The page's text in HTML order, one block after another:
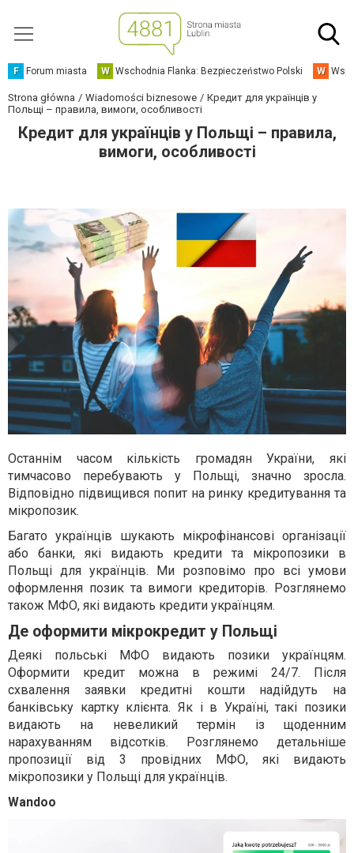
F Forum miasta W Wschodnia Flanka: Bezpieczeństwo Polski W
Strona główna Wiadomości biznesowe
Кредит для українців у
Польщі – правила, вимоги, особливості
Кредит для українців у Польщі – правила,
вимоги, особливості
Останнім часом кількість громадян України, які
тимчасово перебувають у Польщі, значно зросла.
Відповідно підвищився попит на ринку кредитування та
мікропозик.
Багато українців шукають мікрофінансові організації
або банки, які видають кредити та мікропозики в
Польщі для українців. Ми розповімо про всі умови
оформлення позик та вимоги кредиторів. Розглянемо
також МФО, які видають кредити українцям.
Де оформити мікрокредит у Польщі
Деякі польські МФО видають позики українцям.
Оформити кредит можна в режимі 24/7. Після
схвалення заявки кредитні кошти надійдуть на
банківську картку клієнта. Як і в Україні, такі позики
видають на невеликий термін із щоденним
нарахуванням відсотків. Розглянемо детальніше
пропозиції від 3 провідних МФО, які видають
мікропозики у Польщі для українців.
Wandoo